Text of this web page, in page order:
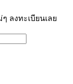
ลงทะเบียนเลย